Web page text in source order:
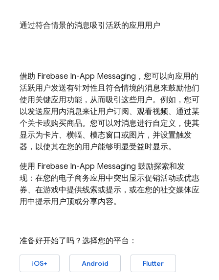
通过符合情景的消息吸引活跃的应用用户
借助 Firebase In-App Messaging ，您可以向应用的
活跃用户发送有针对性且符合情境的消息来鼓励他们
使用关键应用功能，从而吸引这些用户。例如，您可
以发送应用内消息来让用户订阅、观看视频、通过某
个关卡或购买商品。您可以对消息进行自定义，使其
显示为卡片、横幅、模态窗口或图片，并设置触发
器，以使其在您的用户能够明显受益时显示。
使用 Firebase In-App Messaging 鼓励探索和发
现：在您的电子商务应用中突出显示促销活动或优惠
券、在游戏中提供线索或提示，或在您的社交媒体应
用中提示用户顶或分享内容。
准备好开始了吗？选择您的平台：
iOS+ Android Flutter